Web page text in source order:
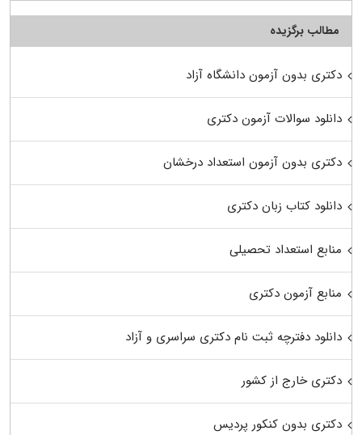
مطالب برگزیده
دکتری بدون آزمون دانشگاه آزاد
دانلود سوالات آزمون دکتری
دکتری بدون آزمون استعداد درخشان
دانلود کتاب زبان دکتری
منابع استعداد تحصیلی
منابع آزمون دکتری
دانلود دفترچه ثبت نام دکتری سراسری و آزاد
دکتری خارج از کشور
دکتری بدون کنکور پردیس